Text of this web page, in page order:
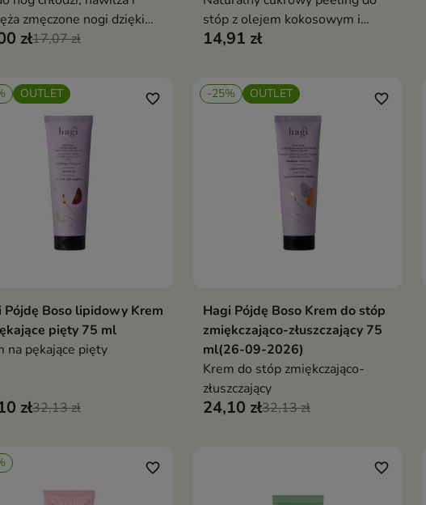
zmęczone nogi dzięki
kocance i
zł17,07 zł
stóp z olejem kokosowym i
miętą pieprzową, który
skórę i intensywnie nawilża,
pozostawiając stopy gładkie,
odświeżone i zregenerowane
14,91 zł
OUTLET
Dodaj do koszyka
favorite_border
Pójdę Boso lipidowy Krem
pięty 75 ml
na pękające pięty
zł32,13 zł
-25% OUTLET
Dodaj do koszyka
favorite_border
Hagi Pójdę Boso Krem do stóp
zmiękczająco-złuszczający 75
ml(26-09-2026)
Krem do stóp zmiękczająco-
złuszczający
24,10 zł32,13 zł
favorite_border favorite_border